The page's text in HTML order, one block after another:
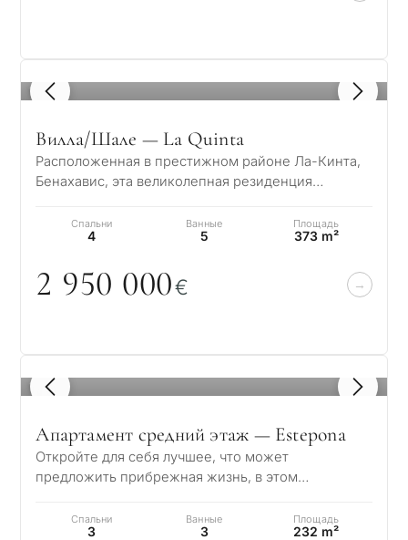
1 / 8
Вилла/Шале — La Quinta
Расположенная в престижном районе Ла-Кинта,
Бенахавис, эта великолепная резиденция
роскоши…
Спальни
4
Ванные
5
Площадь
373 m²
2 950 000€
1 / 8
Апартамент средний этаж — Estepona
Откройте для себя лучшее, что может
предложить прибрежная жизнь, в этом
линии моря, распо…
Спальни
3
Ванные
3
Площадь
232 m²